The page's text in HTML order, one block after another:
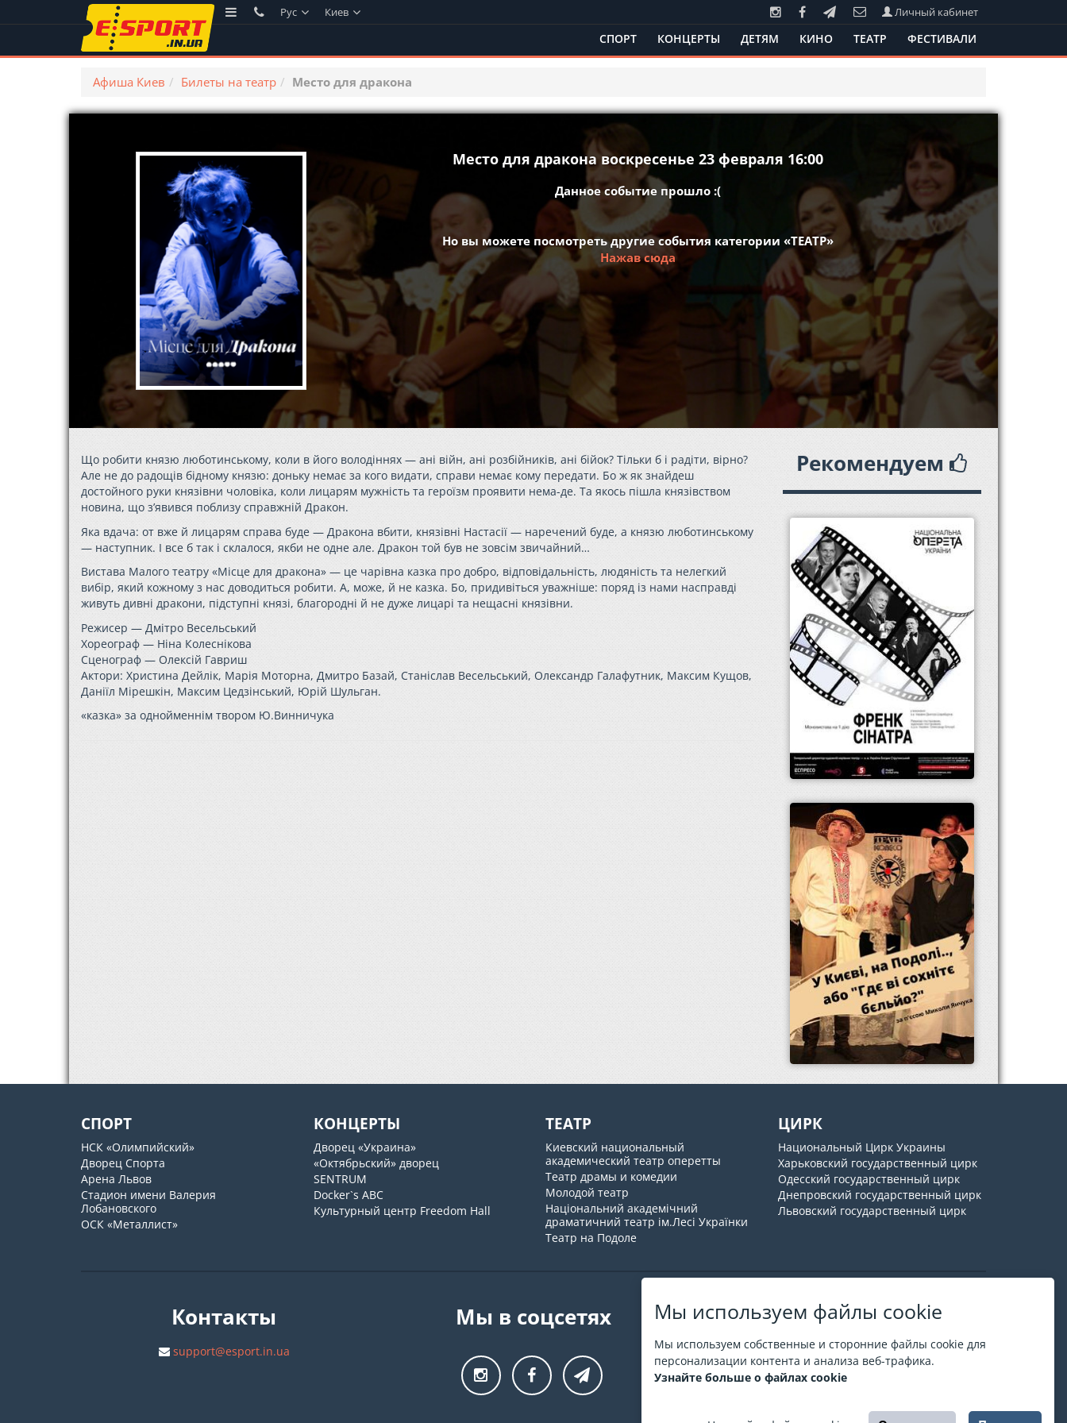
Мы используем файлы cookie
Мы используем собственные и сторонние файлы cookie для
персонализации контента и анализа веб-трафика.
Узнайте больше о файлах cookie
Рус Киев Личный кабинет
СПОРТ КОНЦЕРТЫ ДЕТЯМ КИНО ТЕАТР ФЕСТИВАЛИ
Афиша Киев Билеты на театр Место для дракона
Место для дракона воскресенье 23 февраля 16:00
Данное событие прошло :(
Но вы можете посмотреть другие события категории «ТЕАТР»
Нажав сюда
Що робити князю люботинському, коли в його володіннях — ані війн, ані розбійників, ані бійок? Тільки б і радіти, вірно?
Але не до радощів бідному князю: доньку немає за кого видати, справи немає кому передати. Бо ж як знайдеш
достойного руки князівни чоловіка, коли лицарям мужність та героїзм проявити нема-де. Та якось пішла князівством
новина, що з’явився поблизу справжній Дракон.
Яка вдача: от вже й лицарям справа буде — Дракона вбити, князівні Настасії — наречений буде, а князю люботинському
— наступник. І все б так і склалося, якби не одне але. Дракон той був не зовсім звичайний…
Вистава Малого театру «Місце для дракона» — це чарівна казка про добро, відповідальність, людяність та нелегкий
вибір, який кожному з нас доводиться робити. А, може, й не казка. Бо, придивіться уважніше: поряд із нами насправді
живуть дивні дракони, підступні князі, благородні й не дуже лицарі та нещасні князівни.
Режисер — Дмітро Весельський
Хореограф — Ніна Колеснікова
Сценограф — Олексій Гавриш
Актори: Христина Дейлік, Марія Моторна, Дмитро Базай, Станіслав Весельський, Олександр Галафутник, Максим Кущов,
Даніїл Мірешкін, Максим Цедзінський, Юрій Шульган.
«казка» за однойменнім твором Ю.Винничука
Рекомендуем
СПОРТ
НСК «Олимпийский»
Дворец Спорта
Арена Львов
Стадион имени Валерия
Лобановского
ОСК «Металлист»
КОНЦЕРТЫ
Дворец «Украина»
«Октябрьский» дворец
SENTRUM
Docker`s ABC
Культурный центр Freedom Hall
ТЕАТР
Киевский национальный
академический театр оперетты
Театр драмы и комедии
Молодой театр
Національний академічний
драматичний театр ім.Лесі Українки
Театр на Подоле
ЦИРК
Национальный Цирк Украины
Харьковский государственный цирк
Одесский государственный цирк
Днепровский государственный цирк
Львовский государственный цирк
Контакты
support@esport.in.ua
Мы в соцсетях О ESPORT.in.ua
На ESPORT.in.ua представлена афиша Киева и
других городов Украины. Все билеты продаются
официально. Мы работаем непосредственно с